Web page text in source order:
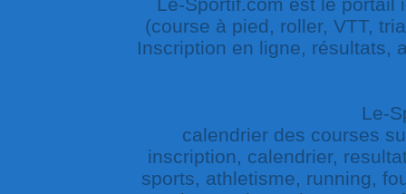
(course à pied, roller, VTT,
Inscription en ligne, résultats,
Le-
calendrier des courses
inscription, calendrier,
sports, athletisme, running,